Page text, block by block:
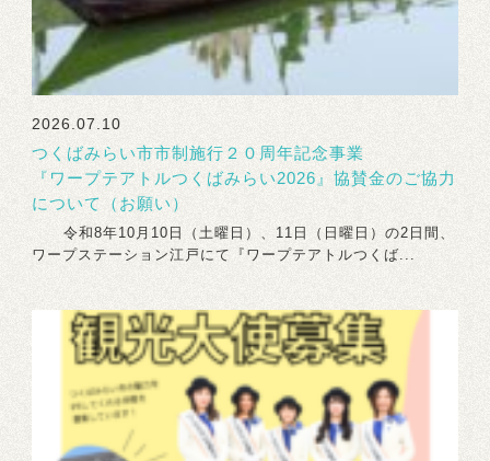
2026.07.10
つくばみらい市市制施行２０周年記念事業
『ワープテアトルつくばみらい2026』協賛金のご協力
について（お願い）
令和8年10月10日（土曜日）、11日（日曜日）の2日間、
ワープステーション江戸にて『ワープテアトルつくば...